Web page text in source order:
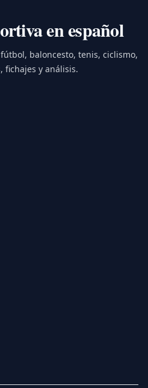
en español
baloncesto, tenis, ciclismo,
fichajes y análisis.